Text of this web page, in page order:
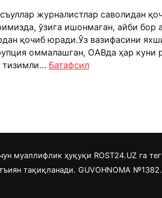
журналистлар саволидан
ўзига ишонмаган, айби бор
қочиб юради.Ўз вазифасини
оммалашган, ОАВда ҳар куни
тизимли... Батафсил
муаллифлик ҳуқуқи ROST24.UZ га
тақиқланади. GUVOHNOMA №1382.